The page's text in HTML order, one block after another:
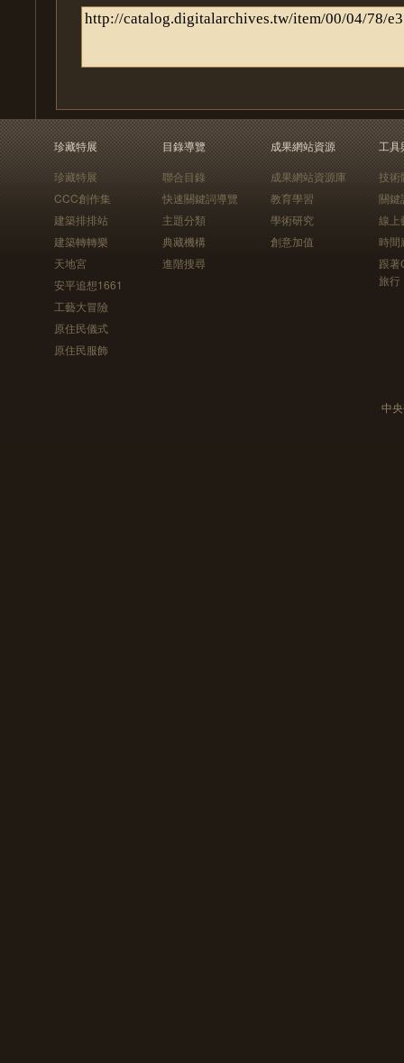
珍藏特展
珍藏特展
CCC創作集
建築排排站
建築轉轉樂
天地宮
安平追想1661
工藝大冒險
原住民儀式
原住民服飾
目錄導覽
聯合目錄
快速關鍵詞導覽
主題分類
典藏機構
進階搜尋
成果網站資源
成果網站資源庫
教育學習
學術研究
創意加值
工具
技術
關鍵
線上
時間
跟
旅行
中